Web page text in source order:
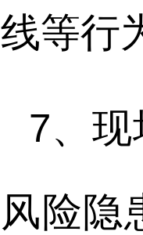
线等行
7、
风险隐